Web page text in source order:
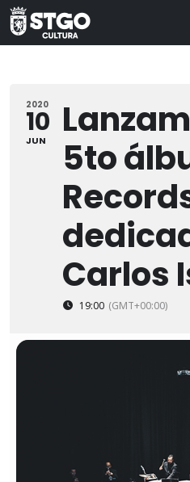
2020
10
JUN
5to
Carlos
19:00 (GMT+00:00)